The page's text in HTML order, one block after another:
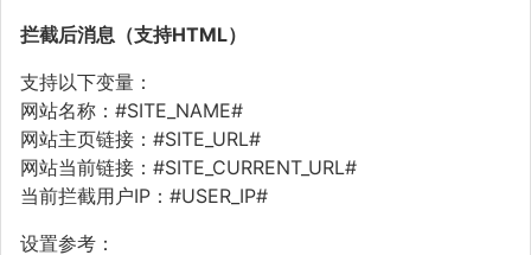
拦截后消息（支持HTML）
支持以下变量：
网站名称：#SITE_NAME#
网站主页链接：#SITE_URL#
网站当前链接：#SITE_CURRENT_URL#
当前拦截用户IP：#USER_IP#
设置参考：